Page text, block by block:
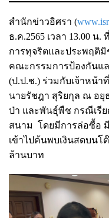
สำนักข่าวอิศรา (
ธ.ค.2565 เวลา 13.00
การทุจริตและประพฤติ
คณะกรรมการป้องกันแ
(ป.ป.ช.) ร่วมกับเจ้าหน้า
นายรัชฎา สุริยกุล ณ อยุ
ป่า และพันธุ์พืช กรณีเรี
สนาม โดยมีการล่อซื้อ
เข้าไปค้นพบเงินสดบนโ
ล้านบาท